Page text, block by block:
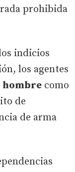
prohibida
indicios
los agentes
hombre como
de
de arma